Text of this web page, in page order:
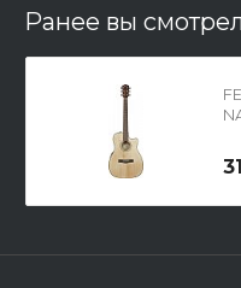
Ранее вы